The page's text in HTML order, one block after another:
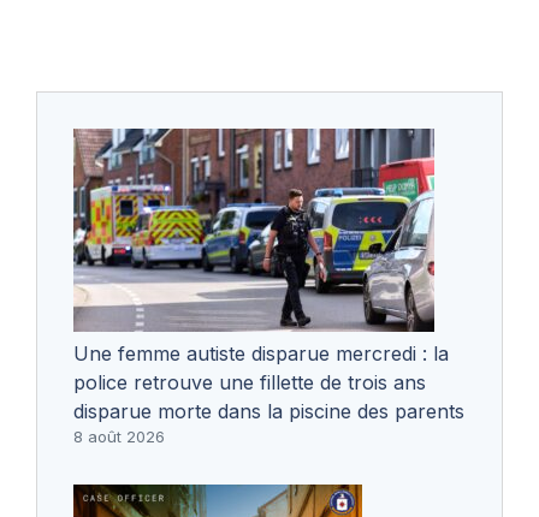
Une femme autiste disparue mercredi : la
police retrouve une fillette de trois ans
disparue morte dans la piscine des parents
8 août 2026